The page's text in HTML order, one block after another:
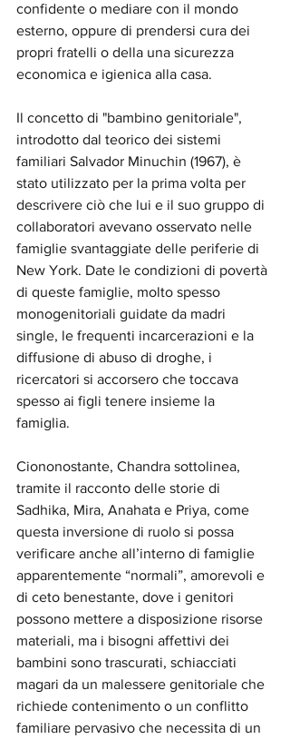
confidente o mediare con il mondo
esterno, oppure di prendersi cura dei
propri fratelli o della una sicurezza
economica e igienica alla casa.
Il concetto di "bambino genitoriale",
introdotto dal teorico dei sistemi
familiari Salvador Minuchin (1967), è
stato utilizzato per la prima volta per
descrivere ciò che lui e il suo gruppo di
collaboratori avevano osservato nelle
famiglie svantaggiate delle periferie di
New York. Date le condizioni di povertà
di queste famiglie, molto spesso
monogenitoriali guidate da madri
single, le frequenti incarcerazioni e la
diffusione di abuso di droghe, i
ricercatori si accorsero che toccava
spesso ai figli tenere insieme la
famiglia.
Ciononostante, Chandra sottolinea,
tramite il racconto delle storie di
Sadhika, Mira, Anahata e Priya, come
questa inversione di ruolo si possa
verificare anche all’interno di famiglie
apparentemente “normali”, amorevoli e
di ceto benestante, dove i genitori
possono mettere a disposizione risorse
materiali, ma i bisogni affettivi dei
bambini sono trascurati, schiacciati
magari da un malessere genitoriale che
richiede contenimento o un conflitto
familiare pervasivo che necessita di un